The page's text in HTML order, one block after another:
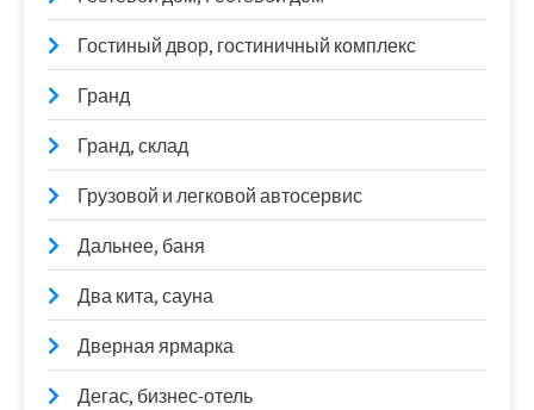
Гостиный двор, гостиничный комплекс
Гранд
Гранд, склад
Грузовой и легковой автосервис
Дальнее, баня
Два кита, сауна
Дверная ярмарка
Дегас, бизнес-отель